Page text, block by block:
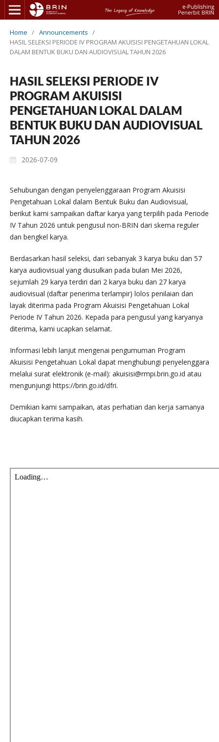
Home / Announcements /
HASIL SELEKSI PERIODE IV PROGRAM AKUISISI PENGETAHUAN LOKAL
DALAM BENTUK BUKU DAN AUDIOVISUAL TAHUN 2026
HASIL SELEKSI PERIODE IV
PROGRAM AKUISISI
PENGETAHUAN LOKAL DALAM
BENTUK BUKU DAN AUDIOVISUAL
TAHUN 2026
2026-07-09
Sehubungan dengan penyelenggaraan Program Akuisisi
Pengetahuan Lokal dalam Bentuk Buku dan Audiovisual,
berikut kami sampaikan daftar karya yang terpilih pada Periode
IV Tahun 2026 untuk pengusul non-BRIN dari skema reguler
dan bengkel karya.
Berdasarkan hasil seleksi, dari sebanyak 3 karya buku dan 57
karya audiovisual yang diusulkan pada bulan Mei 2026,
sejumlah 29 karya terdiri dari 2 karya buku dan 27 karya
audiovisual (daftar penerima terlampir) lolos penilaian dan
layak diterima pada Program Akuisisi Pengetahuan Lokal
Periode IV Tahun 2026. Kepada para pengusul yang karyanya
diterima, kami ucapkan selamat.
Informasi lebih lanjut mengenai pengumuman Program
Akuisisi Pengetahuan Lokal dapat menghubungi penyelenggara
melalui surat elektronik (e-mail): akuisisi@rmpi.brin.go.id atau
mengunjungi https://brin.go.id/dfri.
Demikian kami sampaikan, atas perhatian dan kerja samanya
diucapkan terima kasih.